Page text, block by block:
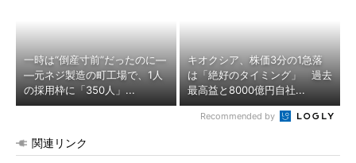
一時は“倒産寸前”だったのに―
―元ネジ製造の町工場で、1人
の採用枠に「350人」...
キオクシア、株価3分の1急落
は「絶好のタイミング」 過去
最高益と8000億円自社...
Recommended by
関連リンク